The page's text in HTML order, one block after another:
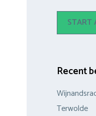
START
Recent
Terwolde